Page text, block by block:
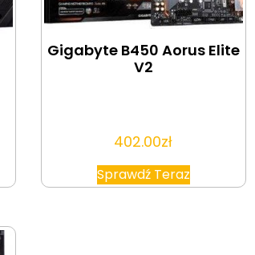
Gigabyte B450 Aorus Elite
V2
402.00zł
Sprawdź Teraz